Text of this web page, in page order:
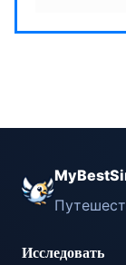
Исследовать